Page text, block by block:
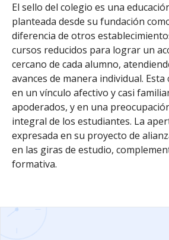
El sello del colegio es una
planteada desde su fundación
diferencia de otros
cursos reducidos para lograr un
cercano de cada alumno,
avances de manera individual. Esta
en un vínculo afectivo y casi
apoderados, y en una
integral de los estudiantes. La
expresada en su proyecto de
en las giras de estudio,
formativa.